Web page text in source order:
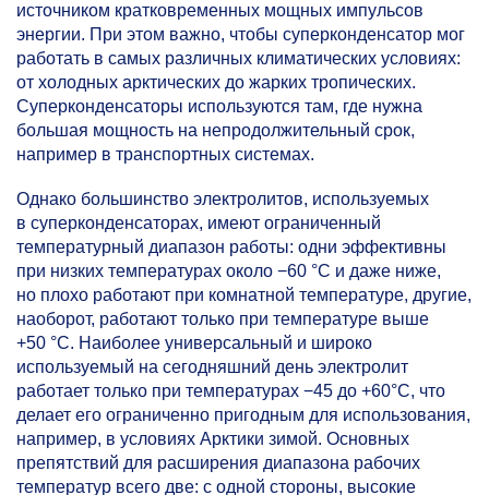
источником кратковременных мощных импульсов
энергии. При этом важно, чтобы суперконденсатор мог
работать в самых различных климатических условиях:
от холодных арктических до жарких тропических.
Суперконденсаторы используются там, где нужна
большая мощность на непродолжительный срок,
например в транспортных системах.
Однако большинство электролитов, используемых
в суперконденсаторах, имеют ограниченный
температурный диапазон работы: одни эффективны
при низких температурах около −60 °C и даже ниже,
но плохо работают при комнатной температуре, другие,
наоборот, работают только при температуре выше
+50 °C. Наиболее универсальный и широко
используемый на сегодняшний день электролит
работает только при температурах −45 до +60°C, что
делает его ограниченно пригодным для использования,
например, в условиях Арктики зимой. Основных
препятствий для расширения диапазона рабочих
температур всего две: с одной стороны, высокие